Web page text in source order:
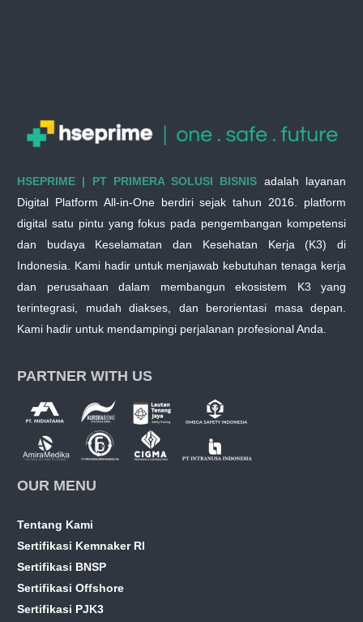
HSEPRIME | PT PRIMERA SOLUSI BISNIS adalah layanan
Digital Platform All-in-One berdiri sejak tahun 2016. platform
digital satu pintu yang fokus pada pengembangan kompetensi
dan budaya Keselamatan dan Kesehatan Kerja (K3) di
Indonesia. Kami hadir untuk menjawab kebutuhan tenaga kerja
dan perusahaan dalam membangun ekosistem K3 yang
terintegrasi, mudah diakses, dan berorientasi masa depan.
Kami hadir untuk mendampingi perjalanan profesional Anda.
PARTNER WITH US
OUR MENU
Tentang Kami
Sertifikasi Kemnaker RI
Sertifikasi BNSP
Sertifikasi Offshore
Sertifikasi PJK3